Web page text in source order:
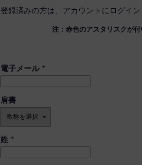
登録済みの方は、 アカウントにログイン
注：赤色のアスタリスクが付
電子メール*
肩書 ​
姓 *